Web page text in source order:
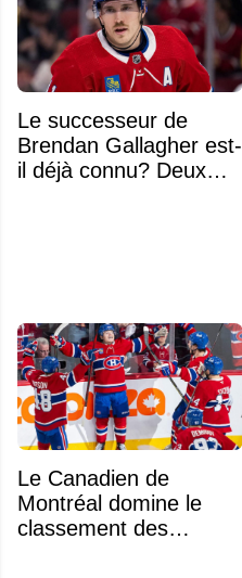
Le successeur de
Brendan Gallagher est-
il déjà connu? Deux
Le Canadien de
Montréal domine le
classement des